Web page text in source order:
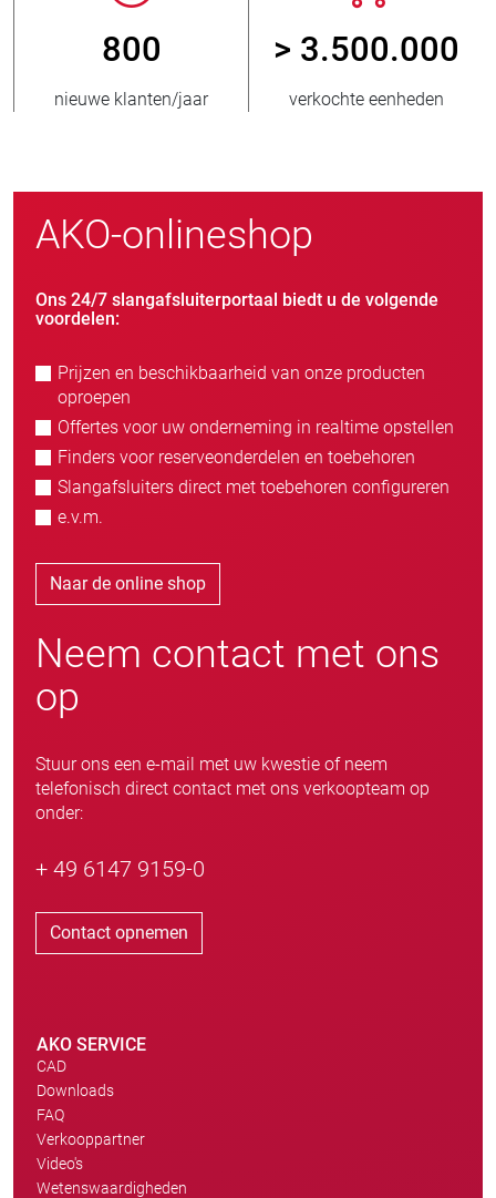
800
nieuwe klanten/jaar
> 3.500.000
verkochte eenheden
AKO-onlineshop
Ons 24/7 slangafsluiterportaal biedt u de volgende
voordelen:
Prijzen en beschikbaarheid van onze producten
oproepen
Offertes voor uw onderneming in realtime opstellen
Finders voor reserveonderdelen en toebehoren
Slangafsluiters direct met toebehoren configureren
e.v.m.
Naar de online shop
Neem contact met ons
op
Stuur ons een e-mail met uw kwestie of neem
telefonisch direct contact met ons verkoopteam op
onder:
+ 49 6147 9159-0
Contact opnemen
AKO SERVICE
CAD
Downloads
FAQ
Verkooppartner
Video's
Wetenswaardigheden